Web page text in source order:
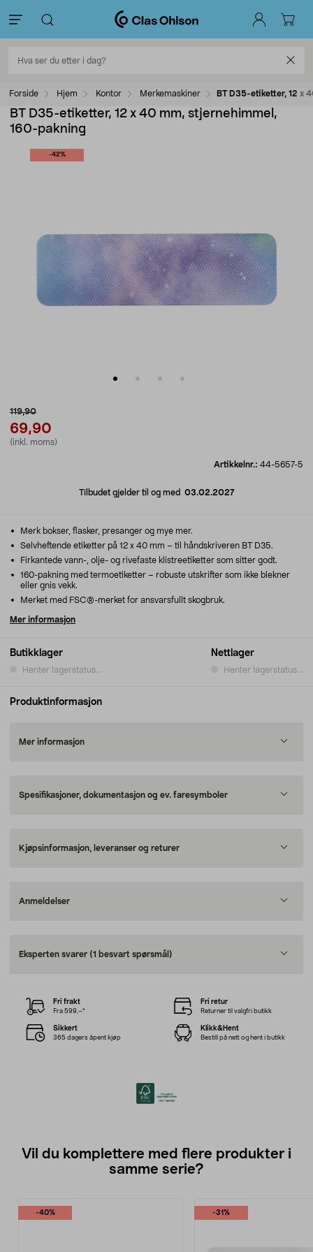
Forside Hjem Kontor Merkemaskiner BT D35-etiketter, 12 x
BT D35-etiketter, 12 x 40 mm, stjernehimmel,
160-pakning
-42%
119,90
69,90
(inkl. moms)
Artikkelnr.: 44-5657-5
Tilbudet gjelder til og med 03.02.2027
Butikklager
Henter lagerstatus...
Nettlager
Henter lagerstatus...
Merk bokser, flasker, presanger og mye mer.
Selvheftende etiketter på 12 x 40 mm – til håndskriveren BT D35.
Firkantede vann-, olje- og rivefaste klistreetiketter som sitter godt.
160-pakning med termoetiketter – robuste utskrifter som ikke blekner
eller gnis vekk.
Merket med FSC®-merket for ansvarsfullt skogbruk.
Mer informasjon
Produktinformasjon
Mer informasjon
Spesifikasjoner, dokumentasjon og ev. faresymboler
Kjøpsinformasjon, leveranser og returer
Anmeldelser
Eksperten svarer (1 besvart spørsmål)
Fri frakt
Fra 599,–*
Fri retur
Returner til valgfri butikk
Sikkert
365 dagers åpent kjøp
Klikk&Hent
Bestill på nett og hent i butikk
Vil du komplettere med flere produkter i
samme serie?
-40% -31%